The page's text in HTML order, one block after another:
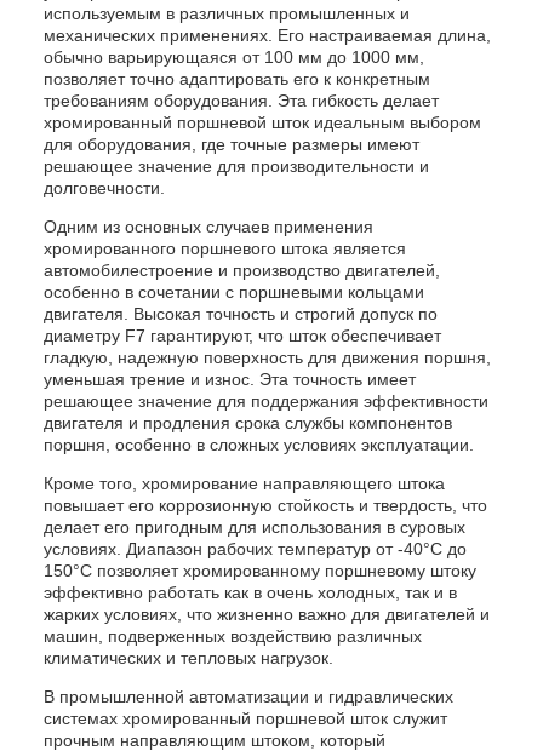
используемым в различных промышленных и
механических применениях. Его настраиваемая длина,
обычно варьирующаяся от 100 мм до 1000 мм,
позволяет точно адаптировать его к конкретным
требованиям оборудования. Эта гибкость делает
хромированный поршневой шток идеальным выбором
для оборудования, где точные размеры имеют
решающее значение для производительности и
долговечности.
Одним из основных случаев применения
хромированного поршневого штока является
автомобилестроение и производство двигателей,
особенно в сочетании с поршневыми кольцами
двигателя. Высокая точность и строгий допуск по
диаметру F7 гарантируют, что шток обеспечивает
гладкую, надежную поверхность для движения поршня,
уменьшая трение и износ. Эта точность имеет
решающее значение для поддержания эффективности
двигателя и продления срока службы компонентов
поршня, особенно в сложных условиях эксплуатации.
Кроме того, хромирование направляющего штока
повышает его коррозионную стойкость и твердость, что
делает его пригодным для использования в суровых
условиях. Диапазон рабочих температур от -40°C до
150°C позволяет хромированному поршневому штоку
эффективно работать как в очень холодных, так и в
жарких условиях, что жизненно важно для двигателей и
машин, подверженных воздействию различных
климатических и тепловых нагрузок.
В промышленной автоматизации и гидравлических
системах хромированный поршневой шток служит
прочным направляющим штоком, который